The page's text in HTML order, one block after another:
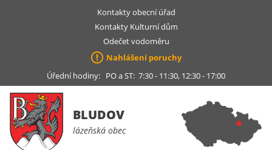
Kontakty obecní úřad
Kontakty Kulturní dům
Odečet vodoměru
Nahlášení poruchy
Úřední hodiny: PO a ST: 7:30 - 11:30, 12:30 - 17:00
BLUDOV
lázeňská obec